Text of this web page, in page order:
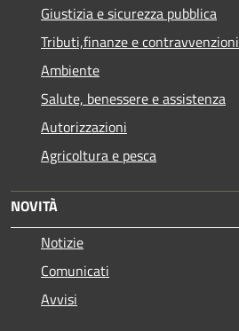
Giustizia e sicurezza pubblica
Tributi,finanze e contravvenzioni
Ambiente
Salute, benessere e assistenza
Autorizzazioni
Agricoltura e pesca
NOVITÀ
Notizie
Comunicati
Avvisi